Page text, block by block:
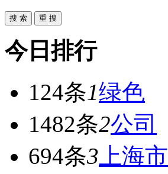
今日排行
124条1绿色
1482条2公司
694条3 上海市